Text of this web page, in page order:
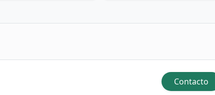
Contacto